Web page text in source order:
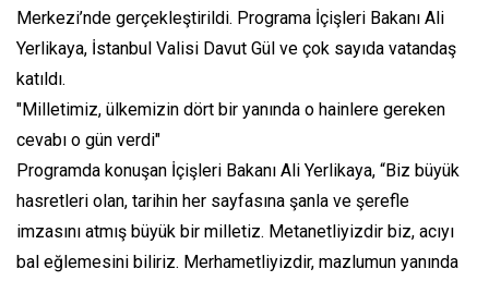
Merkezi’nde gerçekleştirildi. Programa İçişleri Bakanı Ali
Yerlikaya, İstanbul Valisi Davut Gül ve çok sayıda vatandaş
katıldı.
"Milletimiz, ülkemizin dört bir yanında o hainlere gereken
cevabı o gün verdi"
Programda konuşan İçişleri Bakanı Ali Yerlikaya, “Biz büyük
hasretleri olan, tarihin her sayfasına şanla ve şerefle
imzasını atmış büyük bir milletiz. Metanetliyizdir biz, acıyı
bal eğlemesini biliriz. Merhametliyizdir, mazlumun yanında